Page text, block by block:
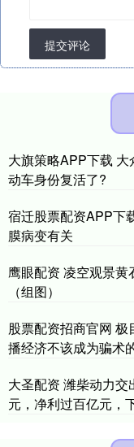
提交评论
大旗策略APP下载 大
动车身份复活了?
宿迁股票配资APP下
膜病变有关
鹰眼配资 凌空观景黄
（组图）
股票配资招商官网
播经济不该成为骗术
大圣配资 潍柴动力
元，净利过百亿元，